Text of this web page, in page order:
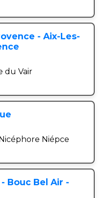
- Aix-Les-
du Vair
Niépce
Bouc Bel Air -